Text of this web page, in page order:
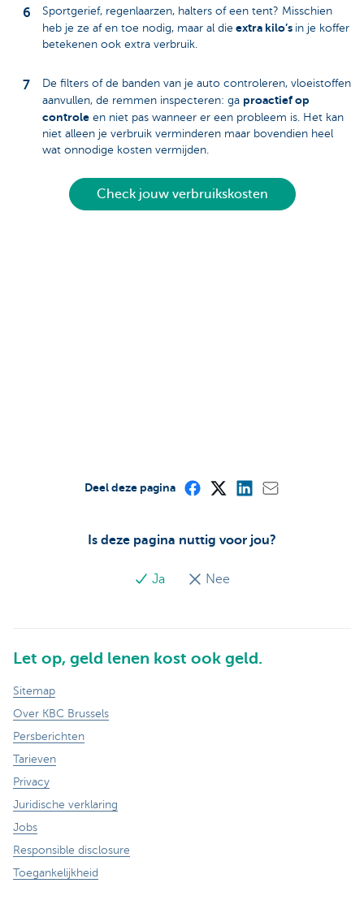
Sportgerief, regenlaarzen, halters of een tent? Misschien
heb je ze af en toe nodig, maar al die extra kilo’s in je koffer
betekenen ook extra verbruik.
De filters of de banden van je auto controleren, vloeistoffen
aanvullen, de remmen inspecteren: ga proactief op
controle en niet pas wanneer er een probleem is. Het kan
niet alleen je verbruik verminderen maar bovendien heel
wat onnodige kosten vermijden.
Check jouw verbruikskosten
Is deze pagina nuttig voor jou?
Ja Nee
Deel deze pagina
Let op, geld lenen kost ook geld.
Sitemap
Over KBC Brussels
Persberichten
Tarieven
Privacy
Juridische verklaring
Jobs
Responsible disclosure
Toegankelijkheid